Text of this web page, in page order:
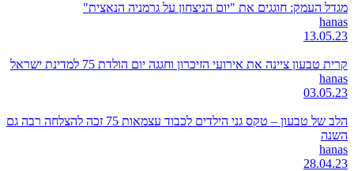
מגדל העמק: חוגגים את "יום הניצחון על גרמניה הנאצית"
hanas
13.05.23
קרית טבעון ציינה את אירועי הזיכרון וחגגה יום הולדת 75 למדינת ישראל
hanas
03.05.23
הלב של טבעון – טקס גני הילדים לכבוד עצמאות 75 זכה להצלחה רבה גם
השנה
hanas
28.04.23